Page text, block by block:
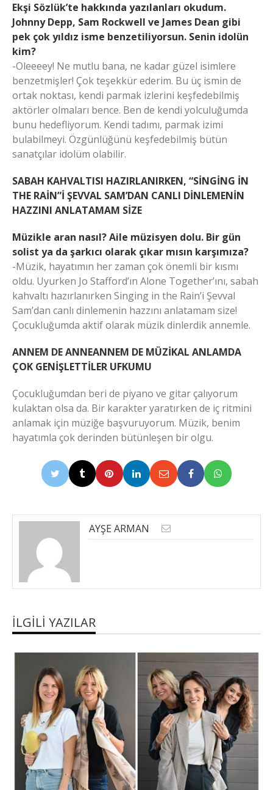
Ekşi Sözlük’te hakkında yazılanları okudum.
Johnny Depp, Sam Rockwell ve James Dean gibi
pek çok yıldız isme benzetiliyorsun. Senin idolün
kim?
-Oleeeey! Ne mutlu bana, ne kadar güzel isimlere
benzetmişler! Çok teşekkür ederim. Bu üç ismin de
ortak noktası, kendi parmak izlerini keşfedebilmiş
aktörler olmaları bence. Ben de kendi yolculuğumda
bunu hedefliyorum. Kendi tadımı, parmak izimi
bulabilmeyi. Özgünlüğünü keşfedebilmiş bütün
sanatçılar idolüm olabilir.
SABAH KAHVALTISI HAZIRLANIRKEN, “SİNGİNG İN
THE RAİN”İ ŞEVVAL SAM’DAN CANLI DİNLEMENİN
HAZZINI ANLATAMAM SİZE
Müzikle aran nasıl? Aile müzisyen dolu. Bir gün
solist ya da şarkıcı olarak çıkar mısın karşımıza?
-Müzik, hayatımın her zaman çok önemli bir kısmı
oldu. Uyurken Jo Stafford’ın Alone Together’ını, sabah
kahvaltı hazırlanırken Singing in the Rain’i Şevval
Sam’dan canlı dinlemenin hazzını anlatamam size!
Çocukluğumda aktif olarak müzik dinlerdik annemle.
ANNEM DE ANNEANNEM DE MÜZİKAL ANLAMDA
ÇOK GENİŞLETTİLER UFKUMU
Çocukluğumdan beri de piyano ve gitar çalıyorum
kulaktan olsa da. Bir karakter yaratırken de iç ritmini
anlamak için müziğe başvuruyorum. Müzik, benim
hayatımla çok derinden bütünleşen bir olgu.
AYŞE ARMAN
İLGILI YAZILAR